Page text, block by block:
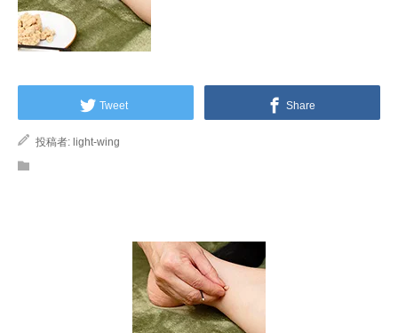
Tweet Share
投稿者: light-wing
最新情報